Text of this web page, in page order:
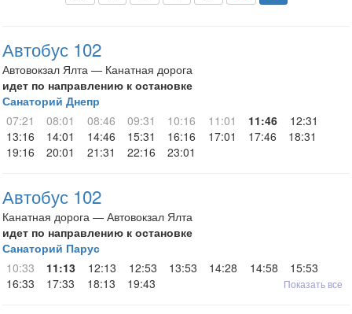
Автобус 102
Автовокзал Ялта — Канатная дорога
идет по направлению к остановке
Санаторий Днепр
07:21
08:01 08:46 09:31 10:16 11:01 11:46
12:31
13:16
14:01 14:46 15:31 16:16 17:01 17:46
18:31
19:16
20:01 21:31 22:16 23:01
Автобус 102
Канатная дорога — Автовокзал Ялта
идет по направлению к остановке
Санаторий Парус
10:33
11:13 12:13 12:53 13:53 14:28 14:58
15:53
16:33
17:33 18:13 19:43 Показать все